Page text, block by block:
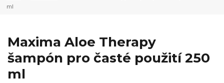
ml
Maxima Aloe Therapy
šampón pro časté použití 250
ml